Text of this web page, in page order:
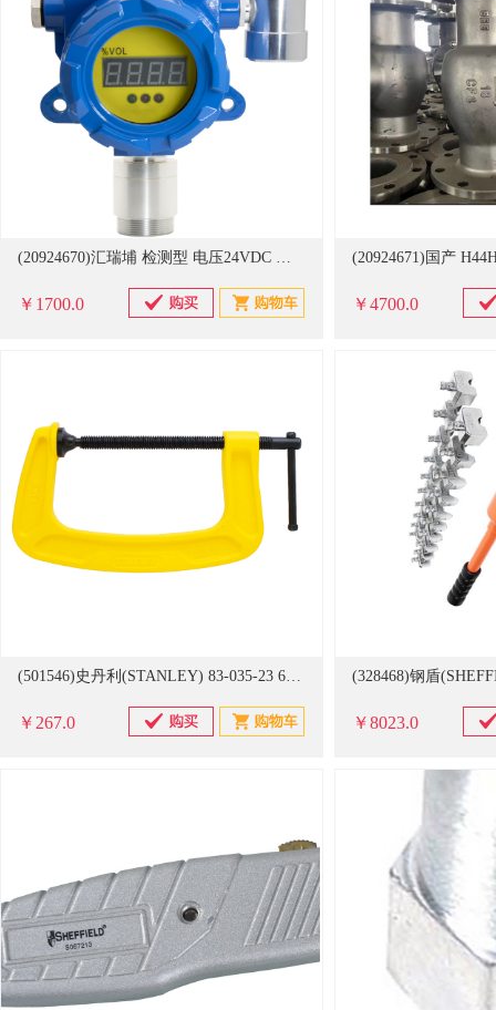
(20924670)汇瑞埔 检测型 电压24VDC 固定式氨气检测仪 蓝色(单位：个)
￥1700.0 ￥4700.0
(501546)史丹利(STANLEY) 83-035-23 6" G型夹钳(单位：把)
￥267.0 ￥8023.0